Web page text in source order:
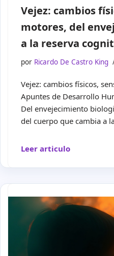
Vejez: cambios
motores, del
a la reserva
por Ricardo De Castro King
Vejez: cambios físicos,
Apuntes de Desarrollo
Del envejecimiento
del cuerpo que cambia a
Leer articulo